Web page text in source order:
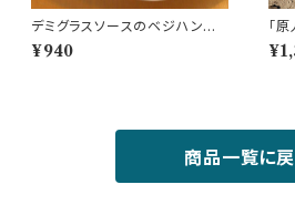
デミグラスソースのベジハンバ
ーグ【万能常備野菜】 [ 冷凍配
送専用 ]
¥940
「
方
商品一覧に